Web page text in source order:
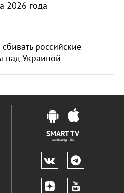
2026 года
российские
над Украиной
SMART TV
samsung LG